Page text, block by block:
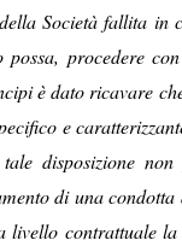
Società fallita
procedere
è dato ricavare
e
disposizione non
di una
contrattuale